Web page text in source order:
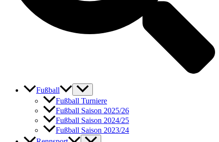
Fußball
Fußball Turniere
Fußball Saison 2025/26
Fußball Saison 2024/25
Fußball Saison 2023/24